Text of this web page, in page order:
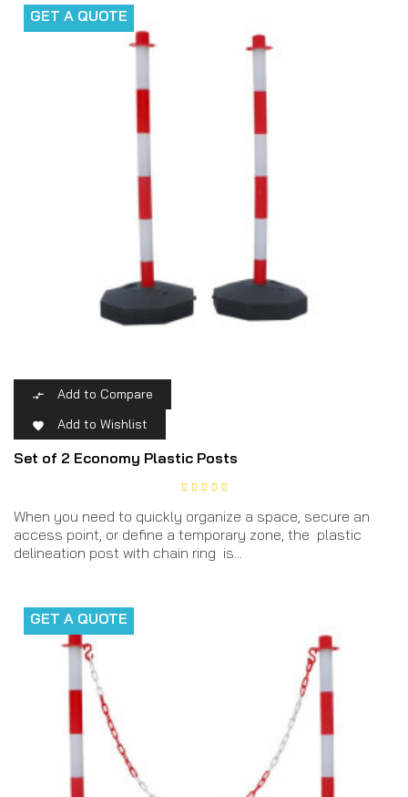
GET A QUOTE
 Add to Compare
 Add to Wishlist
Set of 2 Economy Plastic Posts
When you need to quickly organize a space, secure an
access point, or define a temporary zone, the plastic
delineation post with chain ring is...
GET A QUOTE